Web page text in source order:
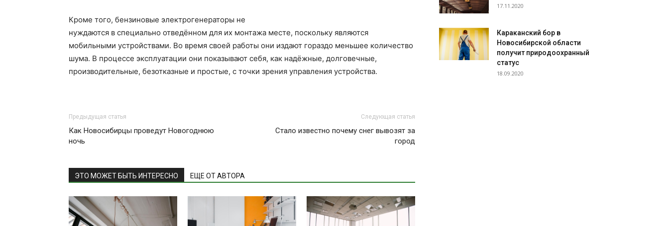
Кроме того, бензиновые электрогенераторы не
нуждаются в специально отведённом для их монтажа месте, поскольку являются
мобильными устройствами. Во время своей работы они издают гораздо меньшее количество
шума. В процессе эксплуатации они показывают себя, как надёжные, долговечные,
производительные, безотказные и простые, с точки зрения управления устройства.
Предыдущая статья
Как Новосибирцы проведут Новогоднюю
ночь
Следующая статья
Стало известно почему снег вывозят за
город
ЭТО МОЖЕТ БЫТЬ ИНТЕРЕСНО ЕЩЕ ОТ АВТОРА
17.11.2020
Караканский бор в
Новосибирской области
получит природоохранный
статус
18.09.2020